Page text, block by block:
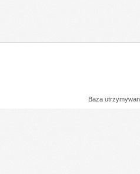
Baza